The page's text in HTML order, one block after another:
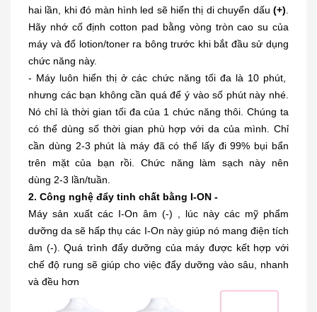
hai lần, khi đó màn hình led sẽ hiển thị di chuyển dấu (+)
Hãy nhớ cố định cotton pad bằng vòng tròn cao su của
máy và đổ lotion/toner ra bông trước khi bắt đầu sử dụng
chức năng này.
- Máy luôn hiển thị ở các chức năng tối đa là 10 phút,
nhưng các bạn không cần quá để ý vào số phút này nhé.
Nó chỉ là thời gian tối đa của 1 chức năng thôi. Chúng ta
có thể dùng số thời gian phù hợp với da của mình. Chỉ
cần dùng 2-3 phút là máy đã có thể lấy đi 99% bụi bẩn
trên mặt của bạn rồi. Chức năng làm sạch này nên
dùng 2-3 lần/tuần.
2. Công nghệ đẩy tinh chất bằng I-ON -
Máy sản xuất các I-On âm (-) , lúc này các mỹ phẩm
dưỡng da sẽ hấp thụ các I-On này giúp nó mang điện tích
âm (-). Quá trình đẩy dưỡng của máy được kết hợp với
chế độ rung sẽ giúp cho việc đẩy dưỡng vào sâu, nhanh
và đều hơn